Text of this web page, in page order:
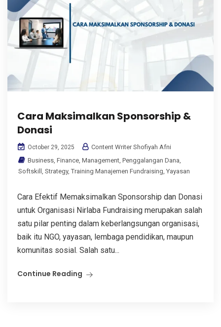
Cara Maksimalkan Sponsorship &
Donasi
October 29, 2025
Content Writer Shofiyah Afni
Business Finance Management Penggalangan Dana
Softskill Strategy, Training Manajemen Fundraising Yayasan
Cara Efektif Memaksimalkan Sponsorship dan Donasi
untuk Organisasi Nirlaba Fundraising merupakan salah
satu pilar penting dalam keberlangsungan organisasi,
baik itu NGO, yayasan, lembaga pendidikan, maupun
komunitas sosial. Salah satu...
Continue Reading